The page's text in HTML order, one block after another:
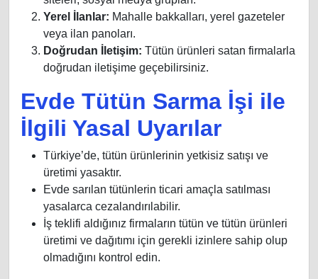
Yerel İlanlar: Mahalle bakkalları, yerel gazeteler
veya ilan panoları.
Doğrudan İletişim: Tütün ürünleri satan firmalarla
doğrudan iletişime geçebilirsiniz.
Evde Tütün Sarma İşi ile
İlgili Yasal Uyarılar
Türkiye’de, tütün ürünlerinin yetkisiz satışı ve
üretimi yasaktır.
Evde sarılan tütünlerin ticari amaçla satılması
yasalarca cezalandırılabilir.
İş teklifi aldığınız firmaların tütün ve tütün ürünleri
üretimi ve dağıtımı için gerekli izinlere sahip olup
olmadığını kontrol edin.